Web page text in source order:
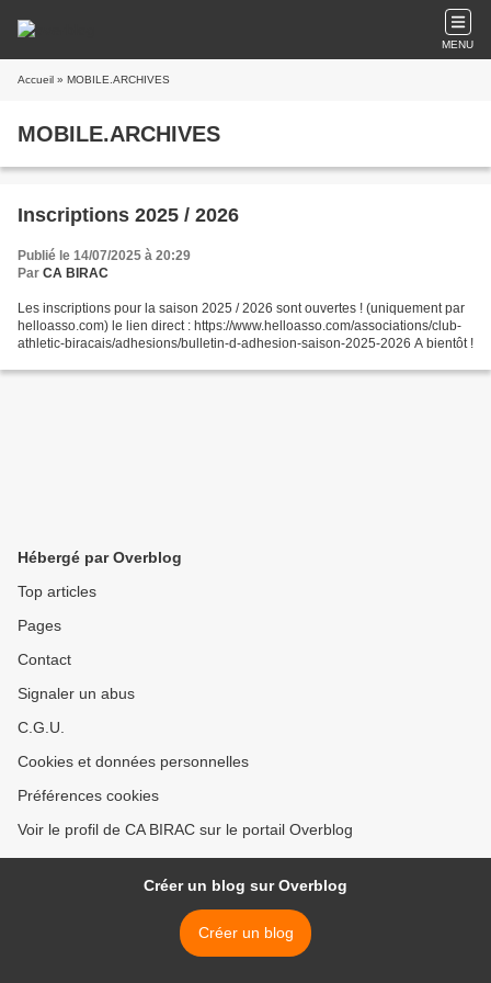
MENU
Accueil » MOBILE.ARCHIVES
MOBILE.ARCHIVES
Inscriptions 2025 / 2026
Publié le 14/07/2025 à 20:29
Par CA BIRAC
Les inscriptions pour la saison 2025 / 2026 sont ouvertes ! (uniquement par
helloasso.com) le lien direct : https://www.helloasso.com/associations/club-
athletic-biracais/adhesions/bulletin-d-adhesion-saison-2025-2026 A bientôt !
Hébergé par Overblog
Top articles
Pages
Contact
Signaler un abus
C.G.U.
Cookies et données personnelles
Préférences cookies
Voir le profil de CA BIRAC sur le portail Overblog
Créer un blog sur Overblog
Créer un blog